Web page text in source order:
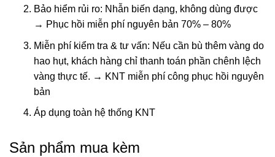
Bảo hiểm rủi ro: Nhẫn biến dạng, không dùng được
→ Phục hồi miễn phí nguyên bản 70% – 80%
Miễn phí kiểm tra & tư vấn: Nếu cần bù thêm vàng do
hao hụt, khách hàng chỉ thanh toán phần chênh lệch
vàng thực tế. → KNT miễn phí công phục hồi nguyên
bản
Áp dụng toàn hệ thống KNT
Sản phẩm mua kèm